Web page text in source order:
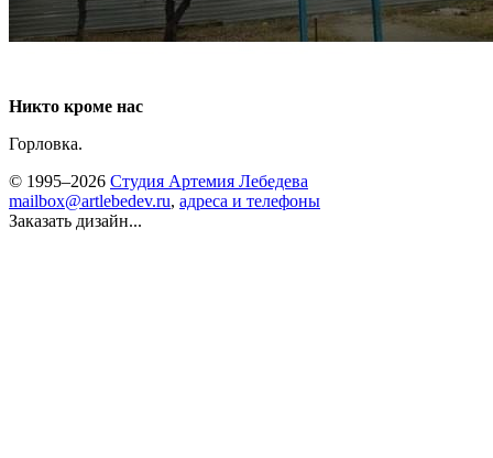
Никто кроме нас
Горловка.
© 1995–2026 Студия Артемия Лебедева
mailbox@artlebedev.ru, адреса и телефоны
Заказать дизайн...